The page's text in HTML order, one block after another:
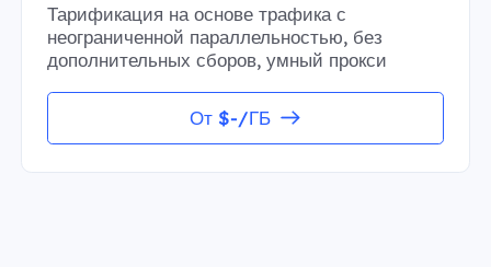
Тарификация на основе трафика с
неограниченной параллельностью, без
дополнительных сборов, умный прокси
От $-/ГБ